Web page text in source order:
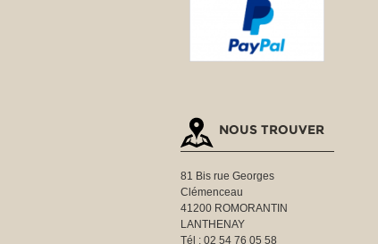
NOUS TROUVER
81 Bis rue Georges
Clémenceau
41200 ROMORANTIN
LANTHENAY
Tél : 02 54 76 05 58